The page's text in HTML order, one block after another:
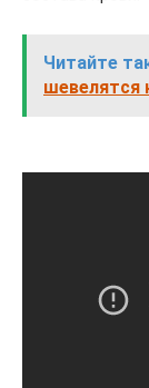
Читайте
шевелятся